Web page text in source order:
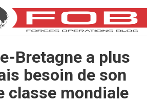
Bretagne a plus
besoin de son
classe mondiale